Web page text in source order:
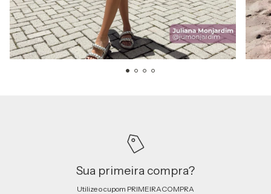
Sua primeira compra?
Utilize o cupom PRIMEIRACOMPRA